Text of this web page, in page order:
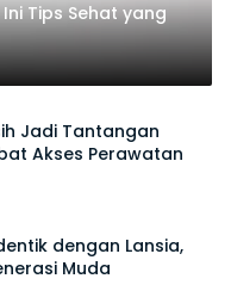
Tips Sehat yang
Jadi Tantangan
Akses Perawatan
dengan Lansia,
Muda